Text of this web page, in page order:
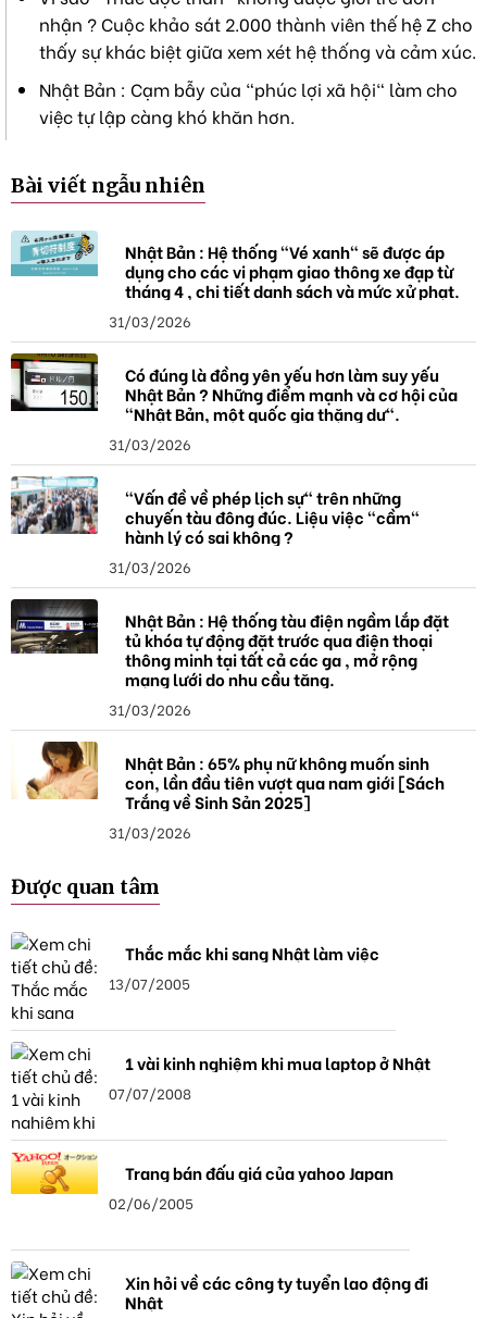
nhận ? Cuộc khảo sát 2.000 thành viên thế hệ Z cho
thấy sự khác biệt giữa xem xét hệ thống và cảm xúc.
Nhật Bản : Cạm bẫy của "phúc lợi xã hội" làm cho
việc tự lập càng khó khăn hơn.
Bài viết ngẫu nhiên
Nhật Bản : Hệ thống "Vé xanh" sẽ được áp
dụng cho các vi phạm giao thông xe đạp từ
tháng 4 , chi tiết danh sách và mức xử phạt.
31/03/2026
Có đúng là đồng yên yếu hơn làm suy yếu
Nhật Bản ? Những điểm mạnh và cơ hội của
"Nhật Bản, một quốc gia thặng dư".
31/03/2026
"Vấn đề về phép lịch sự" trên những
chuyến tàu đông đúc. Liệu việc "cầm"
hành lý có sai không ?
31/03/2026
Nhật Bản : Hệ thống tàu điện ngầm lắp đặt
tủ khóa tự động đặt trước qua điện thoại
thông minh tại tất cả các ga , mở rộng
mạng lưới do nhu cầu tăng.
31/03/2026
Nhật Bản : 65% phụ nữ không muốn sinh
con, lần đầu tiên vượt qua nam giới [Sách
Trắng về Sinh Sản 2025]
31/03/2026
Được quan tâm
Thắc mắc khi sang Nhật làm việc
13/07/2005
1 vài kinh nghiệm khi mua laptop ở Nhật
07/07/2008
Trang bán đấu giá của yahoo Japan
02/06/2005
Xin hỏi về các công ty tuyển lao động đi
Nhật